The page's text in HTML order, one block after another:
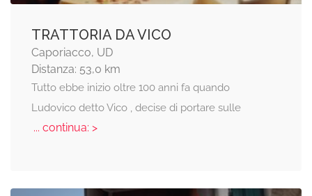
TRATTORIA DA VICO
Caporiacco, UD
Distanza: 53,0 km
Tutto ebbe inizio oltre 100 anni fa quando
Ludovico detto Vico , decise di portare sulle
... continua: >